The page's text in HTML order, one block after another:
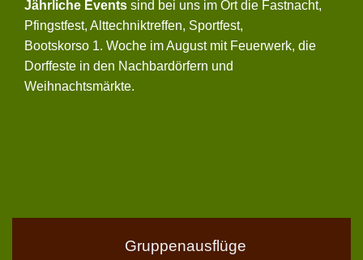
Jährliche Events sind bei uns im Ort die Fastnacht,
Pfingstfest, Alttechniktreffen, Sportfest,
Bootskorso 1. Woche im August mit Feuerwerk, die
Dorffeste in den Nachbardörfern und
Weihnachtsmärkte.
Gruppenausflüge